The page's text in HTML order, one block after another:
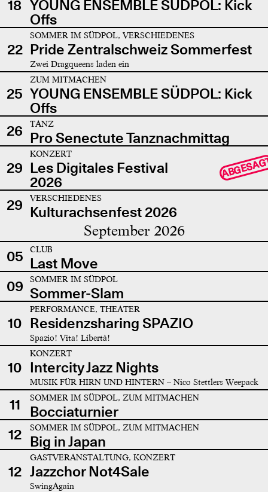
18 YOUNG ENSEMBLE SÜDPOL: Kick
Offs
22
SOMMER IM SÜDPOL, VERSCHIEDENES
Pride Zentralschweiz Sommerfest
Zwei Dragqueens laden ein
25
ZUM MITMACHEN
YOUNG ENSEMBLE SÜDPOL: Kick
Offs
26
TANZ
Pro Senectute Tanznachmittag
29
KONZERT
Les Digitales Festival
2026
29 VERSCHIEDENES
Kulturachsenfest 2026
September 2026
05 CLUB
Last Move
09
SOMMER IM SÜDPOL
Sommer-Slam
10
PERFORMANCE, THEATER
Residenzsharing SPAZIO
Spazio! Vita! Libertà!
10
KONZERT
Intercity Jazz Nights
MUSIK FÜR HIRN UND HINTERN – Nico Stettlers Weepack
11 SOMMER IM SÜDPOL, ZUM MITMACHEN
Bocciaturnier
12
SOMMER IM SÜDPOL, ZUM MITMACHEN
Big in Japan
12
GASTVERANSTALTUNG, KONZERT
Jazzchor Not4Sale
SwingAgain